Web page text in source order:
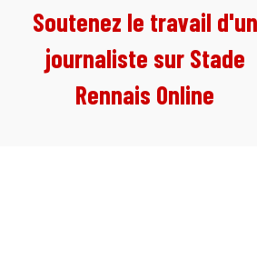
Soutenez le travail d'un
journaliste sur Stade
Rennais Online